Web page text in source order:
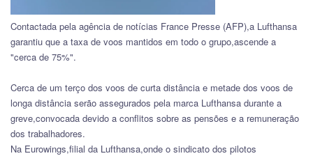
Contactada pela agência de notícias France Presse (AFP),a Lufthansa
garantiu que a taxa de voos mantidos em todo o grupo,ascende a
"cerca de 75%".
Cerca de um terço dos voos de curta distância e metade dos voos de
longa distância serão assegurados pela marca Lufthansa durante a
greve,convocada devido a conflitos sobre as pensões e a remuneração
dos trabalhadores.
Na Eurowings,filial da Lufthansa,onde o sindicato dos pilotos